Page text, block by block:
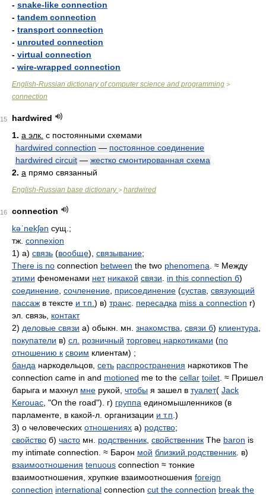
- snake-like connection
- tandem connection
- transport connection
- unrouted connection
- virtual connection
- wire-wrapped connection
English-Russian dictionary of computer science and programming >
connection
15
hardwired
1. a элк. с постоянными схемами
hardwired connection — постоянное соединение
hardwired circuit — жестко смонтированная схема
2. a прямо связанный
English-Russian base dictionary> hardwired
16
connection
kəˈnekʃən сущ.;
тж. connexion
1) а) связь (вообще), связывание;
There is no connection between the two phenomena . ≈ Между
этими феноменами нет никакой связи in this connection б)
соединение сочленение присоединение (сустав связующий
пассаж в тексте и т.п. ) в) транс пересадка miss a connection г)
эл. связь, контакт
2) деловые связи а) обыкн. мн. знакомства связи б) клиентура
покупатели в) сл. розничный торговец наркотиками (по
отношению к своим клиентам) ;
банда наркодельцов, сеть распространения наркотиков The
connection came in and motioned me to the cellar toilet . ≈ Пришел
барыга и махнул мне рукой, чтобы я зашел в туалет( Jack
Kerouac , "On the road"). г) группа единомышленников (в
парламенте, в какой-л. организации и т.п .)
3) о человеческих отношениях а) родство;
свойство б) часто мн. родственник свойственник The baron is
my intimate connection. ≈ Барон мой близкий родственник . в)
взаимоотношения tenuous connection ≈ тонкие
взаимоотношения, хрупкие взаимоотношения foreign
connection international connection cut the connection break the